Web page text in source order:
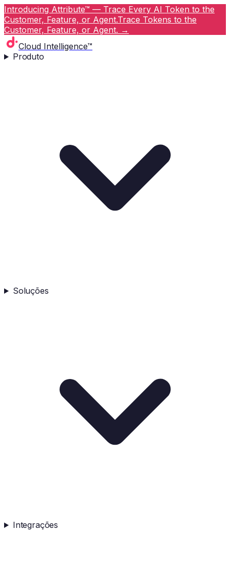
Introducing Attribute™ — Trace Every AI Token to the
Customer, Feature, or Agent.Trace Tokens to the
Customer, Feature, or Agent. →
Cloud Intelligence™
Produto
Soluções
Integrações